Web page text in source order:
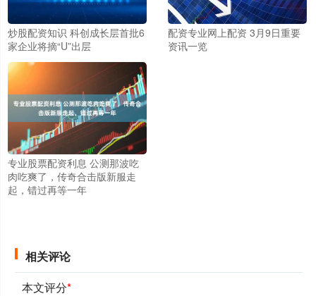
炒股配资知识 科创成长层首批6
家企业将摘“U”出层
配资专业网上配资 3月9日重要
资讯一览
专业股票配资利息 公测那波吃
肉吃爽了，传奇合击版新服走
起，错过再等一年
相关评论
本文评分*